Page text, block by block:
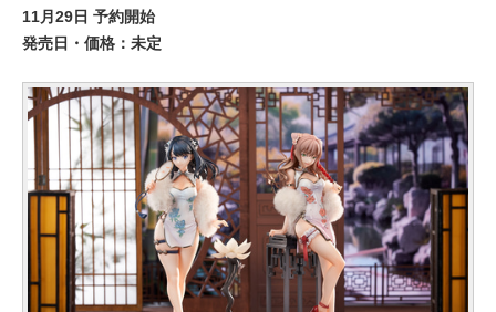
11月29日 予約開始
発売日・価格：未定